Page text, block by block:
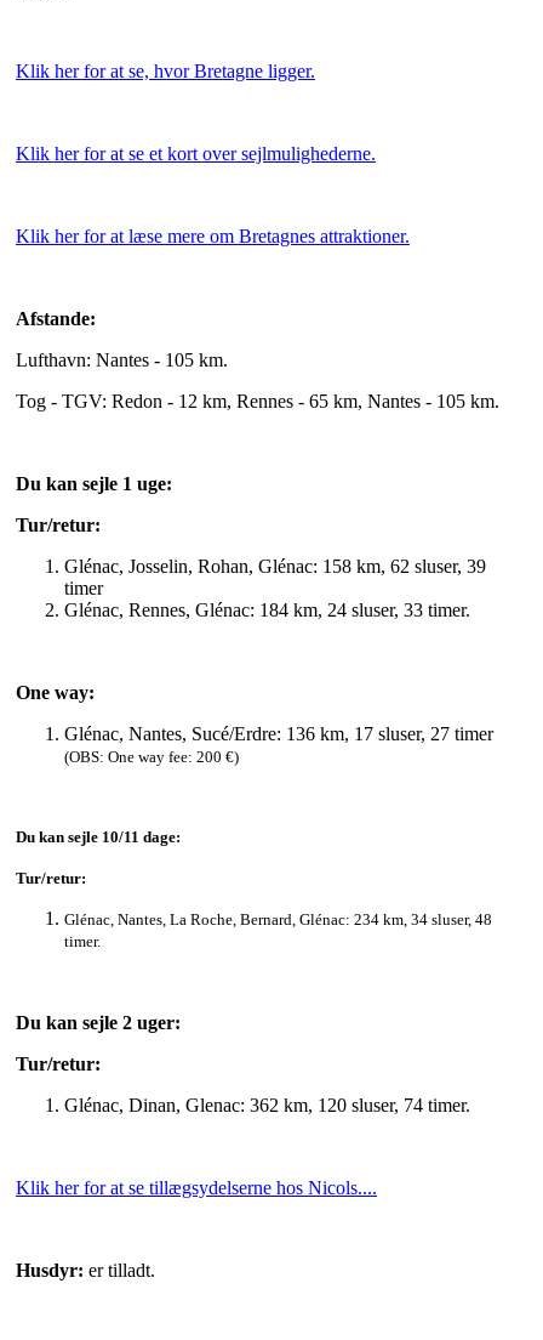
Klik her for at se, hvor Bretagne ligger.
Klik her for at se et kort over sejlmulighederne.
Klik her for at læse mere om Bretagnes attraktioner.
Afstande:
Lufthavn: Nantes - 105 km.
Tog - TGV: Redon - 12 km, Rennes - 65 km, Nantes - 105 km.
Du kan sejle 1 uge:
Tur/retur:
Glénac, Josselin, Rohan, Glénac: 158 km, 62 sluser, 39
timer
Glénac, Rennes, Glénac: 184 km, 24 sluser, 33 timer.
One way:
Glénac, Nantes, Sucé/Erdre: 136 km, 17 sluser, 27 timer
(OBS: One way fee: 200 €)
Du kan sejle 10/11 dage:
Tur/retur:
Glénac, Nantes, La Roche, Bernard, Glénac: 234 km, 34 sluser, 48
timer.
Du kan sejle 2 uger:
Tur/retur:
Glénac, Dinan, Glenac: 362 km, 120 sluser, 74 timer.
Klik her for at se tillægsydelserne hos Nicols....
Husdyr: er tilladt.